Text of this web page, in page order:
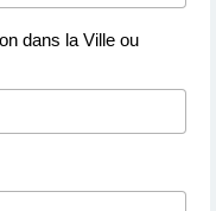
dans la Ville ou